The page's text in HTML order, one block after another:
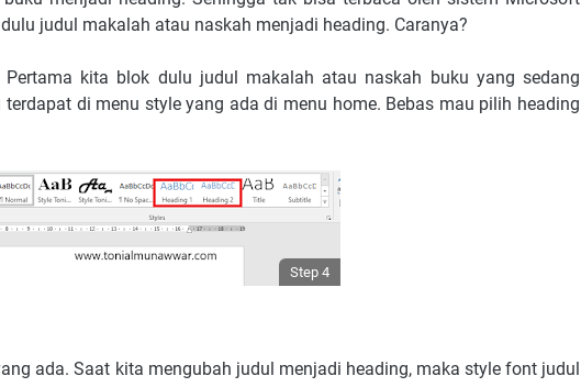
judul makalah atau naskah menjadi heading. Caranya?
Pertama kita blok dulu judul makalah atau naskah buku yang sedang
di menu style yang ada di menu home. Bebas mau pilih heading
Step 4
ada. Saat kita mengubah judul menjadi heading, maka style font judul